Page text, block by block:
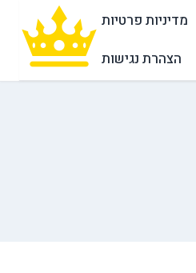
מדיניות פרטיות
הצהרת נגישות